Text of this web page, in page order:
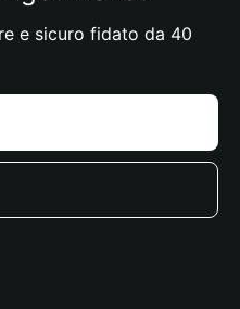
e sicuro fidato da 40